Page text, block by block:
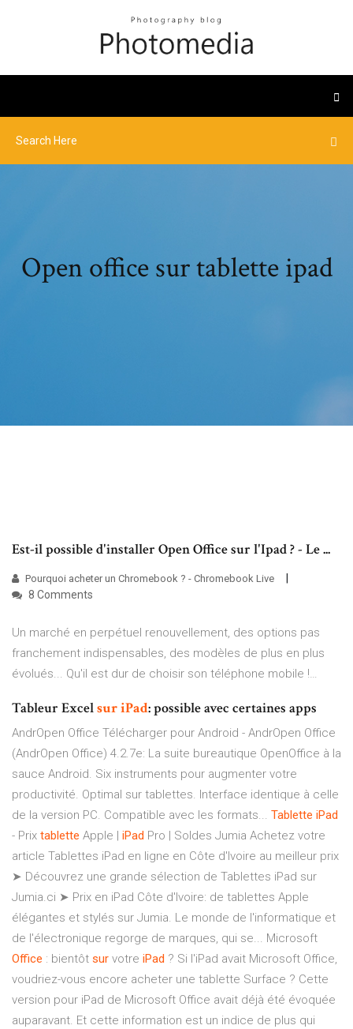
Open office sur tablette ipad
Est-il possible d'installer Open Office sur l'Ipad ? - Le ...
Pourquoi acheter un Chromebook ? - Chromebook Live
8 Comments
Un marché en perpétuel renouvellement, des options pas
franchement indispensables, des modèles de plus en plus
évolués... Qu'il est dur de choisir son téléphone mobile !…
Tableur ExcelsuriPad: possible avec certaines apps
AndrOpen Office Télécharger pour Android - AndrOpen Office
(AndrOpen Office) 4.2.7e: La suite bureautique OpenOffice à la
sauce Android. Six instruments pour augmenter votre
productivité. Optimal sur tablettes. Interface identique à celle
de la version PC. Compatible avec les formats... Tablette iPad
- Prix tablette Apple | iPad Pro | Soldes Jumia Achetez votre
article Tablettes iPad en ligne en Côte d'Ivoire au meilleur prix
➤ Découvrez une grande sélection de Tablettes iPad sur
Jumia.ci ➤ Prix en iPad Côte d'Ivoire: de tablettes Apple
élégantes et stylés sur Jumia. Le monde de l'informatique et
de l'électronique regorge de marques, qui se... Microsoft
Office : bientôt sur votre iPad ? Si l'iPad avait Microsoft Office,
voudriez-vous encore acheter une tablette Surface ? Cette
version pour iPad de Microsoft Office avait déjà été évoquée
auparavant. Et cette information est un indice de plus qui